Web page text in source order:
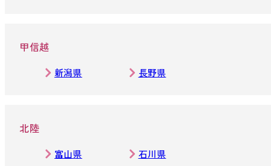
甲信越
新潟県 長野県
北陸
富山県 石川県